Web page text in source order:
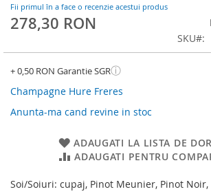
Fii primul în a face o recenzie acestui produs
278,30 RON
SKU
+ 0,50 RON Garantie SGRⓘ
Champagne Hure Freres
Anunta-ma cand revine in stoc
ADAUGATI LA LISTA DE
ADAUGATI PENTRU
Soi/Soiuri: cupaj, Pinot Meunier, Pinot
beginning
of
images
gallery